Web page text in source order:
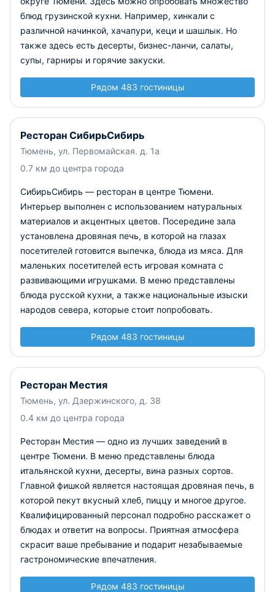
блюд грузинской кухни. Например, хинкали с
различной начинкой, хачапури, кеци и шашлык. Но
также здесь есть десерты, бизнес-ланчи, салаты,
супы, гарниры и горячие закуски.
Рядом 483 гостиницы
Ресторан СибирьСибирь
Тюмень, ул. Первомайская. д. 1а
0.7 км до центра города
СибирьСибирь — ресторан в центре Тюмени.
Интерьер выполнен с использованием натуральных
материалов и акцентных цветов. Посередине зала
установлена дровяная печь, в которой на глазах
посетителей готовится выпечка, блюда из мяса. Для
маленьких посетителей есть игровая комната с
развивающими игрушками. В меню представлены
блюда русской кухни, а также национальные изыски
народов севера, которые стоит попробовать.
Рядом 483 гостиницы
Ресторан Местия
Тюмень, ул. Дзержинского, д. 38
0.4 км до центра города
Ресторан Местия — одно из лучших заведений в
центре Тюмени. В меню представлены блюда
итальянской кухни, десерты, вина разных сортов.
Главной фишкой является настоящая дровяная печь, в
которой пекут вкусный хлеб, пиццу и многое другое.
Квалифицированный персонал подробно расскажет о
блюдах и ответит на вопросы. Приятная атмосфера
скрасит ваше пребывание и подарит незабываемые
гастрономические впечатления.
Рядом 483 гостиницы